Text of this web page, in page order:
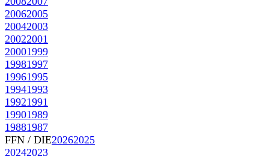
20062005
20042003
20022001
20001999
19981997
19961995
19941993
19921991
19901989
19881987
FFN / DIE20262025
20242023